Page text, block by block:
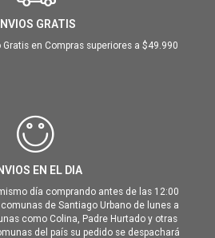
GRATIS
en Compras superiores a $49.990
EN EL DIA
día comprando antes de las 12:00
de Santiago Urbano de lunes a
como Colina, Padre Hurtado y otras
del país su pedido se despachará